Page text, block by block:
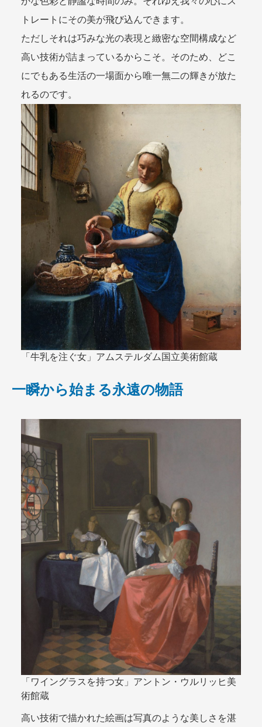
トレートにその美が飛び込んできます。
ただしそれは巧みな光の表現と緻密な空間構成など
高い技術が詰まっているからこそ。そのため、どこ
にでもある生活の一場面から唯一無二の輝きが放た
れるのです。
「牛乳を注ぐ女」アムステルダム国立美術館蔵
一瞬から始まる永遠の物語
「ワイングラスを持つ女」アントン・ウルリッヒ美
術館蔵
高い技術で描かれた絵画は写真のような美しさを湛